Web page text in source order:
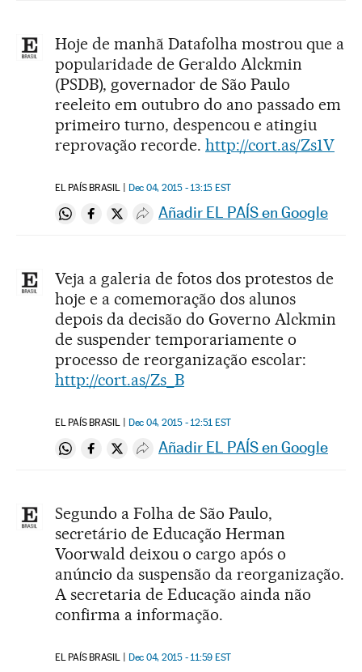
Hoje de manhã Datafolha mostrou que a
popularidade de Geraldo Alckmin
(PSDB), governador de São Paulo
reeleito em outubro do ano passado em
primeiro turno, despencou e atingiu
reprovação recorde. http://cort.as/Zs1V
EL PAÍS BRASIL Dec 04, 2015 - 13:15 EST
Compartir en Whatsapp
Compartir en Facebook
Compartir en Twitter
Desplegar Redes Sociales
Añadir EL PAÍS en Google
Veja a galeria de fotos dos protestos de
hoje e a comemoração dos alunos
depois da decisão do Governo Alckmin
de suspender temporariamente o
processo de reorganização escolar:
http://cort.as/Zs_B
EL PAÍS BRASIL Dec 04, 2015 - 12:51 EST
Compartir en Whatsapp
Compartir en Facebook
Compartir en Twitter
Desplegar Redes Sociales
Añadir EL PAÍS en Google
Segundo a Folha de São Paulo,
secretário de Educação Herman
Voorwald deixou o cargo após o
anúncio da suspensão da reorganização.
A secretaria de Educação ainda não
confirma a informação.
EL PAÍS BRASIL Dec 04, 2015 - 11:59 EST